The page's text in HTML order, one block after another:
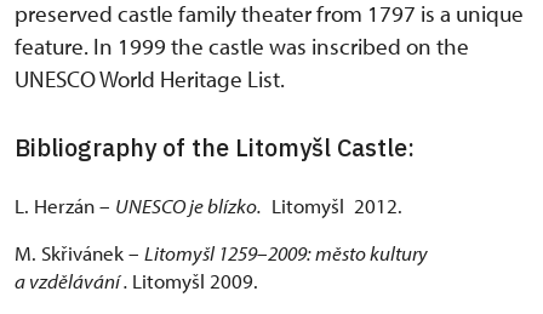
preserved castle family theater from 1797 is a unique
feature. In 1999 the castle was inscribed on the
UNESCO World Heritage List.
Bibliography of the Litomyšl Castle:
L. Herzán – UNESCO je blízko. Litomyšl 2012.
M. Skřivánek – Litomyšl 1259–2009: město kultury
a vzdělávání . Litomyšl 2009.